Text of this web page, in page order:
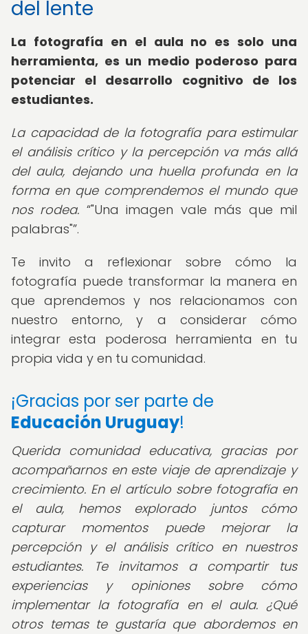
del lente
La fotografía en el aula no es solo una
herramienta, es un medio poderoso para
potenciar el desarrollo cognitivo de los
estudiantes.
La capacidad de la fotografía para estimular
el análisis crítico y la percepción va más allá
del aula, dejando una huella profunda en la
forma en que comprendemos el mundo que
nos rodea.
"Una imagen vale más que mil
palabras" .
Te invito a reflexionar sobre cómo la
fotografía puede transformar la manera en
que aprendemos y nos relacionamos con
nuestro entorno, y a considerar cómo
integrar esta poderosa herramienta en tu
propia vida y en tu comunidad.
¡Gracias por ser parte de
Educación Uruguay!
Querida comunidad educativa, gracias por
acompañarnos en este viaje de aprendizaje y
crecimiento. En el artículo sobre fotografía en
el aula, hemos explorado juntos cómo
capturar momentos puede mejorar la
percepción y el análisis crítico en nuestros
estudiantes. Te invitamos a compartir tus
experiencias y opiniones sobre cómo
implementar la fotografía en el aula. ¿Qué
otros temas te gustaría que abordemos en